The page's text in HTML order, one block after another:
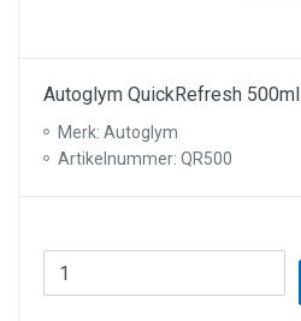
Autoglym QuickRefresh 500ml
Merk: Autoglym
Artikelnummer: QR500